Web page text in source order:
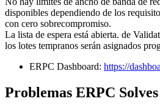
disponibles dependiendo de los
con cero sobrecompromiso.
La lista de espera está abierta. de
los lotes tempranos serán asignados
ERPC Dashboard: https://
Problemas ERPC Solves